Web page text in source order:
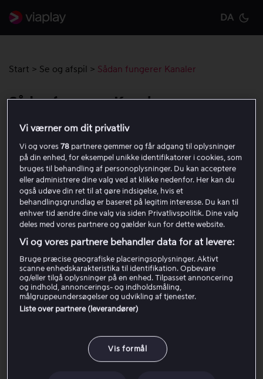
DA
Start > Se og afspil > Sådan fungerer Kanaler
Sådan fungerer Kanaler
Sådan finder du kanaler
Se et tidligere program
Hvorfor kan jeg ikke se alle kanaler?
Hvis du har Viaplay via en tv-udbyder
Var denne artikel til hjælp?
Vi værner om dit privatliv
Vi og vores78 partnere gemmer og får adgang til oplysninger
på din enhed, for eksempel unikke identifikatorer i cookies, som
bruges til behandling af personoplysninger. Du kan acceptere
eller administrere dine valg ved at klikke nedenfor. Her kan du
også udøve din ret til at gøre indsigelse, hvis et
behandlingsgrundlag er baseret på legitim interesse. Du kan til
enhver tid ændre dine valg via siden Privatlivspolitik. Dine valg
deles med vores partnere og gælder kun for dette website.
Vi og vores partnere behandler data for at levere:
Bruge præcise geografiske placeringsoplysninger. Aktivt
scanne enhedskarakteristika til identifikation. Opbevare
og/eller tilgå oplysninger på en enhed. Tilpasset annoncering
og indhold, annoncerings- og indholdsmåling,
målgruppeundersøgelser og udvikling af tjenester.
Liste over partnere (leverandører)
Vis formål